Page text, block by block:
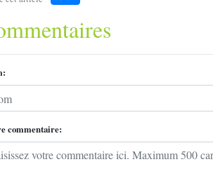
Like
commentaire: